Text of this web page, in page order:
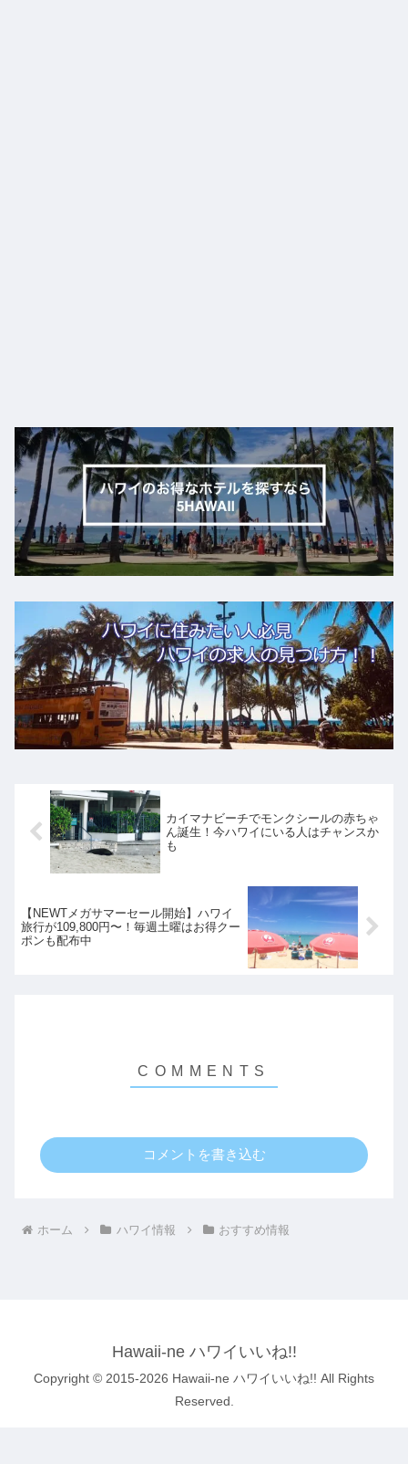
カイマナビーチでモンクシールの赤ちゃ
ん誕生！今ハワイにいる人はチャンスか
も
【NEWTメガサマーセール開始】ハワイ
旅行が109,800円〜！毎週土曜はお得クー
ポンも配布中
コメントを書き込む
ホーム ハワイ情報 おすすめ情報
Hawaii-ne ハワイいいね!!
Copyright © 2015-2026 Hawaii-ne ハワイいいね!! All Rights
Reserved.